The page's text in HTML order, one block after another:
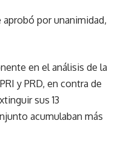
aprobó por unanimidad,
en el análisis de la
y PRD, en contra de
sus 13
acumulaban más